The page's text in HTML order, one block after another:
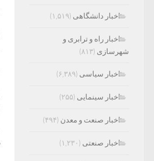
اخبار دانشگاهی (۱,۵۱۹)
اخبار راه و ترابری و
شهرسازی (۸۱۳)
اخبار سیاسی (۶,۳۸۹)
اخبار سینمایی (۲۵۵)
اخبار صنعت و معدن (۴۹۴)
اخبار صنعتی (۱,۲۳۰)